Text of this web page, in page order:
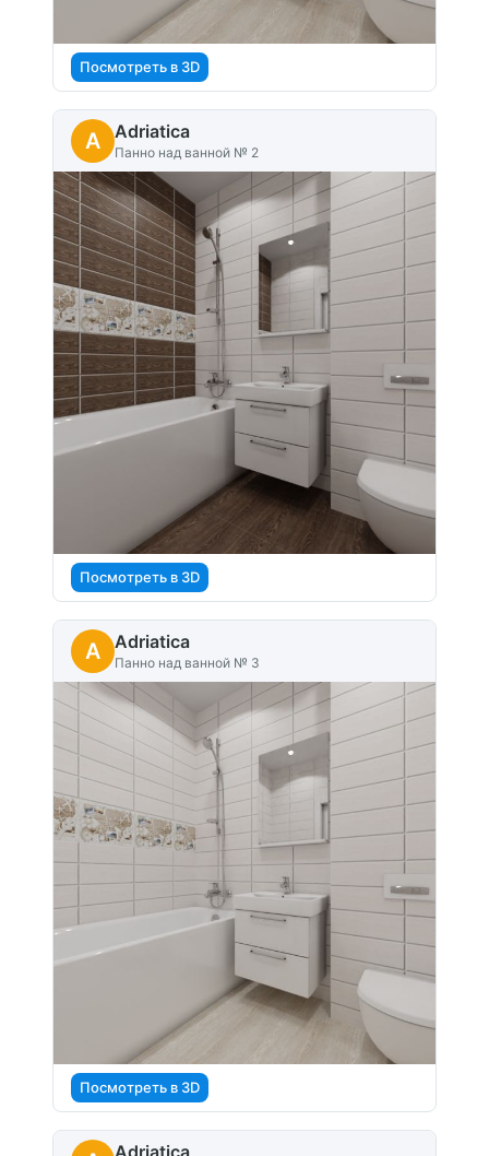
Посмотреть в 3D
A Adriatica
Панно над ванной № 2
Посмотреть в 3D
A Adriatica
Панно над ванной № 3
Посмотреть в 3D
Adriatica